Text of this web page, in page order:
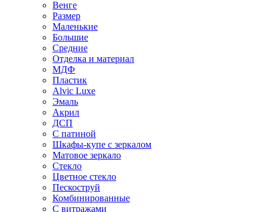
Венге
Размер
Маленькие
Большие
Средние
Отделка и материал
МДФ
Пластик
Alvic Luxe
Эмаль
Акрил
ДСП
С патиной
Шкафы-купе с зеркалом
Матовое зеркало
Стекло
Цветное стекло
Пескоструй
Комбинированные
С витражами